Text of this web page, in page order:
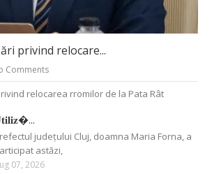
privind relocare...
Comments
relocarea rromilor de la Pata Rât
județului Cluj, doamna Maria Forna, a
astăzi,
07, 2026